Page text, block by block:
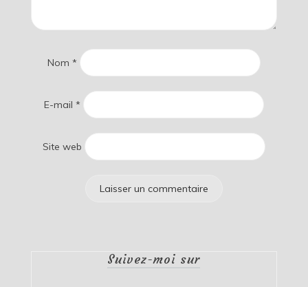
Nom *
E-mail *
Site web
Suivez-moi sur